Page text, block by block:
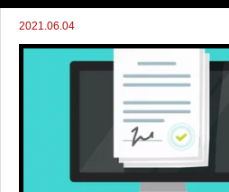
2021.06.04